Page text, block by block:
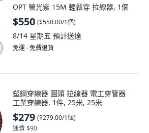
OPT 螢光紫 15M 輕鬆穿 拉線器, 1個
$550 ($550.00/1個)
8/14 星期五 預計送達
免運 ∙ 免費退貨
塑鋼穿線器 圓頭 拉線器 電工穿管器
工業穿線器, 1件, 25米, 25米
$279 ($279.00/1個)
運費 $90